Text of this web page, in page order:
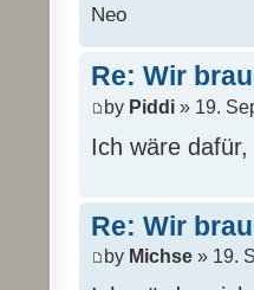
Neo
Re: Wir
by Piddi » 19.
Ich wäre
Re: Wir
by Michse » 19.